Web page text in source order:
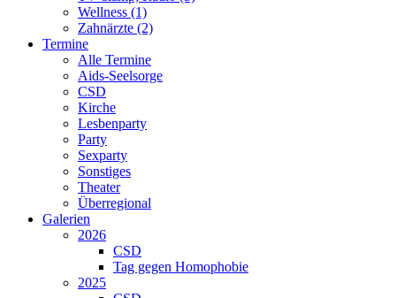
Wellness (1)
Zahnärzte (2)
Termine
Alle Termine
Aids-Seelsorge
CSD
Kirche
Lesbenparty
Party
Sexparty
Sonstiges
Theater
Überregional
Galerien
2026
CSD
Tag gegen Homophobie
2025